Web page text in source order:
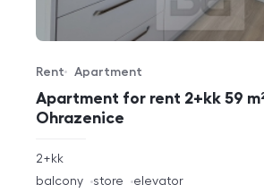
Apartment for rent 2+kk 59
Ohrazenice
Offer type
Rent
Property type
Apartment
rozměry
disposition
2+kk
funkce
balcony store elevator